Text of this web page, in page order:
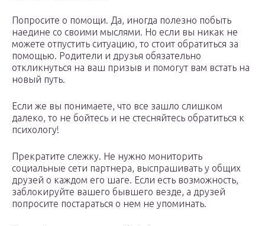
Попросите о помощи. Да, иногда полезно побыть
наедине со своими мыслями. Но если вы никак не
можете отпустить ситуацию, то стоит обратиться за
помощью. Родители и друзья обязательно
откликнуться на ваш призыв и помогут вам встать на
новый путь.
Если же вы понимаете, что все зашло слишком
далеко, то не бойтесь и не стесняйтесь обратиться к
психологу!
Прекратите слежку. Не нужно мониторить
социальные сети партнера, выспрашивать у общих
друзей о каждом его шаге. Если есть возможность,
заблокируйте вашего бывшего везде, а друзей
попросите постараться о нем не упоминать.